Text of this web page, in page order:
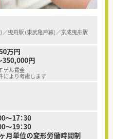
／曳舟駅 (東武亀戸線)／京成曳舟駅
万円
350,000円
ル賃金
により考慮します
～17：30
：30
月単位の変形労働時間制